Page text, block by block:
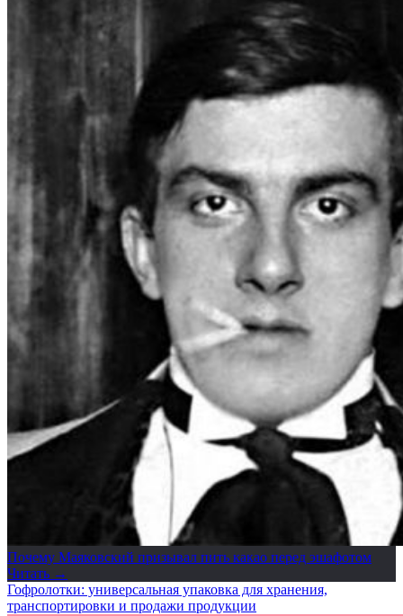
Почему Маяковский призывал пить какао перед эшафотом
Читать →
Гофролотки: универсальная упаковка для хранения,
транспортировки и продажи продукции